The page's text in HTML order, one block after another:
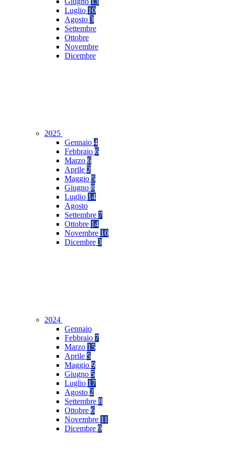
Luglio 10
Agosto 3
Settembre
Ottobre
Novembre
Dicembre
2025
Gennaio 4
Febbraio 6
Marzo 6
Aprile 2
Maggio 5
Giugno 8
Luglio 14
Agosto
Settembre 7
Ottobre 14
Novembre 10
Dicembre 3
2024
Gennaio
Febbraio 7
Marzo 15
Aprile 5
Maggio 9
Giugno 5
Luglio 17
Agosto 2
Settembre 8
Ottobre 6
Novembre 11
Dicembre 9